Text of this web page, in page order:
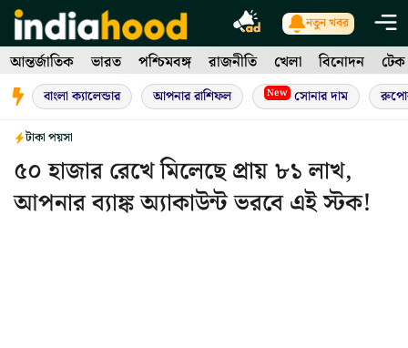
Skip
to
content
নতুন খবর
আন্তর্জাতিক ভারত পশ্চিমবঙ্গ রাজনীতি খেলা বিনোদন টেক
বাংলা ক্যালেন্ডার আপনার রাশিফল New সোনার দাম
টাকা পয়সা
৫০ হাজার রেখে মিলেছে প্রায় ৮১ লাখ,
আপনার ব্যাঙ্ক অ্যাকাউন্ট ভরবে এই স্টক!